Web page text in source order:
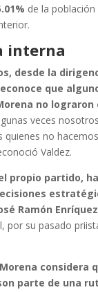
de la
interna
desde la
que
no lograron
veces
quienes no
Valdez.
propio partido,
Ramón Enríquez
por su pasado
considera
parte de una